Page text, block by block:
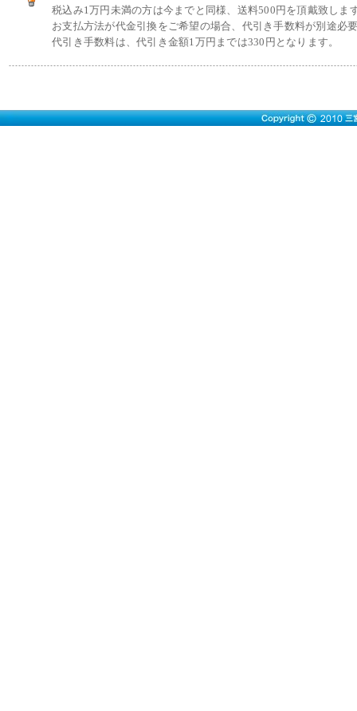
税込み1万円未満の方は今までと同様、送料500円を頂戴致しま
お支払方法が代金引換をご希望の場合、代引き手数料が別途必
代引き手数料は、代引き金額1万円までは330円となります。